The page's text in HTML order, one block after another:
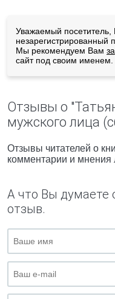
Уважаемый посетитель,
незарегистрированный
Мы рекомендуем Вам
сайт под своим именем.
Отзывы о
мужского лица
Отзывы читателей о
комментарии и мнения
А что Вы думаете
отзыв.